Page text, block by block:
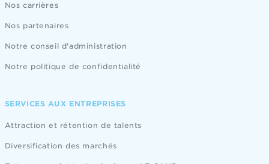
Nos carrières
Nos partenaires
Notre conseil d'administration
Notre politique de confidentialité
SERVICES AUX ENTREPRISES
Attraction et rétention de talents
Diversification des marchés